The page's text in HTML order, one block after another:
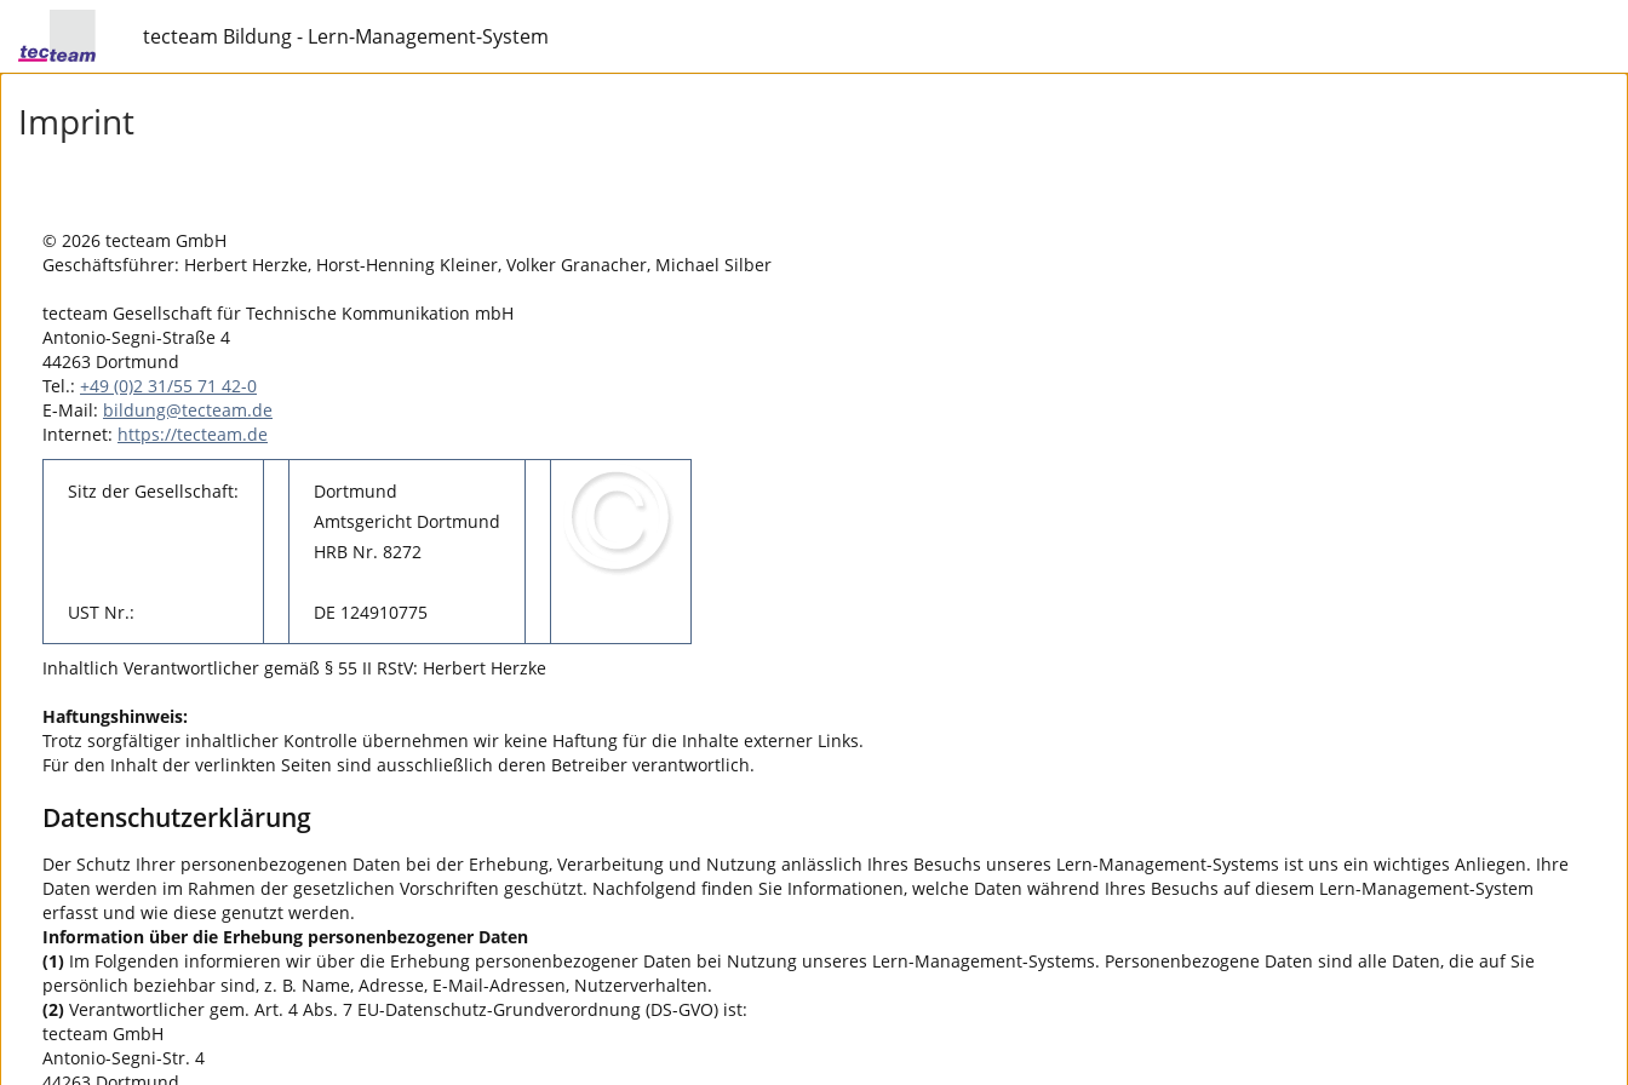
tecteam Bildung - Lern-Management-System
Imprint
© 2026 tecteam GmbH
Geschäftsführer: Herbert Herzke, Horst-Henning Kleiner, Volker Granacher, Michael Silber
tecteam Gesellschaft für Technische Kommunikation mbH
Antonio-Segni-Straße 4
44263 Dortmund
Tel.: +49 (0)2 31/55 71 42-0
E-Mail: bildung@tecteam.de
Internet: https://tecteam.de
Sitz der Gesellschaft:
UST Nr.:
Dortmund
Amtsgericht Dortmund
HRB Nr. 8272
DE 124910775
Inhaltlich Verantwortlicher gemäß § 55 II RStV: Herbert Herzke
Haftungshinweis:
Trotz sorgfältiger inhaltlicher Kontrolle übernehmen wir keine Haftung für die Inhalte externer Links.
Für den Inhalt der verlinkten Seiten sind ausschließlich deren Betreiber verantwortlich.
Datenschutzerklärung
Der Schutz Ihrer personenbezogenen Daten bei der Erhebung, Verarbeitung und Nutzung anlässlich Ihres Besuchs unseres Lern-Management-Systems ist uns ein wichtiges Anliegen. Ihre
Daten werden im Rahmen der gesetzlichen Vorschriften geschützt. Nachfolgend finden Sie Informationen, welche Daten während Ihres Besuchs auf diesem Lern-Management-System
erfasst und wie diese genutzt werden.
Information über die Erhebung personenbezogener Daten
(1) Im Folgenden informieren wir über die Erhebung personenbezogener Daten bei Nutzung unseres Lern-Management-Systems. Personenbezogene Daten sind alle Daten, die auf Sie
persönlich beziehbar sind, z. B. Name, Adresse, E-Mail-Adressen, Nutzerverhalten.
(2) Verantwortlicher gem. Art. 4 Abs. 7 EU-Datenschutz-Grundverordnung (DS-GVO) ist:
tecteam GmbH
Antonio-Segni-Str. 4